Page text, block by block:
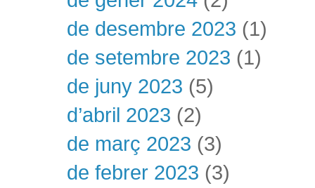
de desembre 2023 (1)
de setembre 2023 (1)
de juny 2023 (5)
d’abril 2023 (2)
de març 2023 (3)
de febrer 2023 (3)